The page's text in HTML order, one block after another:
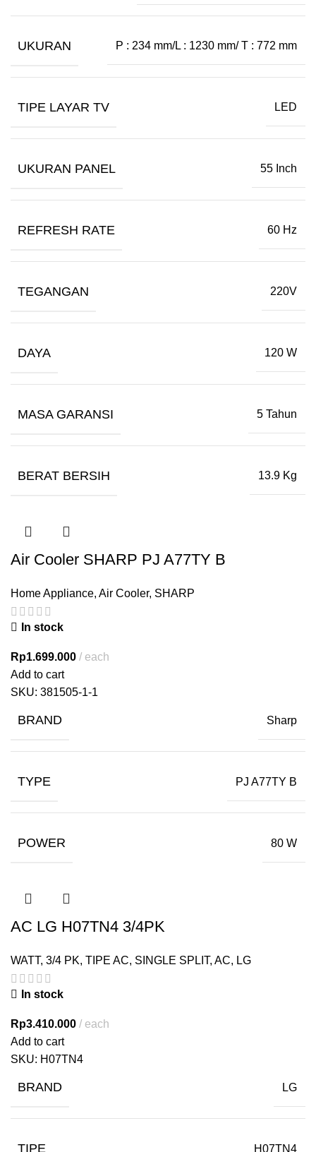
UKURAN P : 234 mm/L : 1230 mm/ T : 772 mm
TIPE LAYAR TV LED
UKURAN PANEL 55 Inch
REFRESH RATE 60 Hz
TEGANGAN 220V
DAYA 120 W
MASA GARANSI 5 Tahun
BERAT BERSIH 13.9 Kg
Air Cooler SHARP PJ A77TY B
Home Appliance, Air Cooler, SHARP
In stock
Rp1.699.000
each
Add to cart
SKU: 381505-1-1
BRAND Sharp
TYPE PJ A77TY B
POWER 80 W
AC LG H07TN4 3/4PK
WATT, 3/4 PK, TIPE AC, SINGLE SPLIT, AC, LG
In stock
Rp3.410.000
each
Add to cart
SKU: H07TN4
BRAND LG
TIPE H07TN4